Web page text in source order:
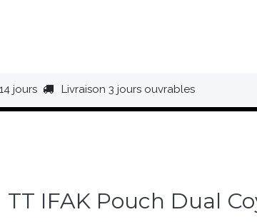
jours Livraison 3 jours ouvrables
TT IFAK Pouch Dual